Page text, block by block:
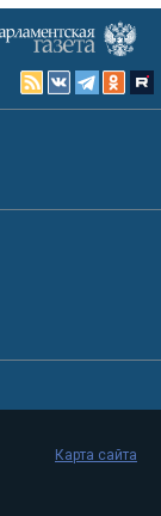
Карта сайта